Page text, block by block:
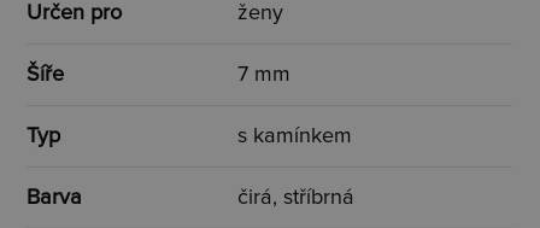
Určen pro ženy
Šíře 7 mm
Typ s kamínkem
Barva čirá, stříbrná